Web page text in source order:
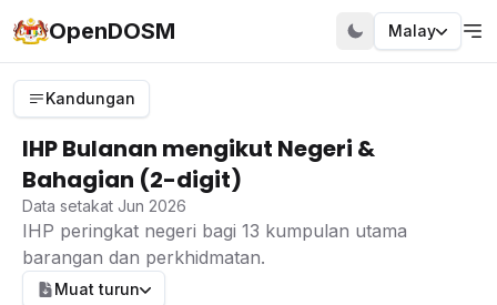
OpenDOSM Malay
Kandungan
IHP Bulanan mengikut Negeri &
Bahagian (2-digit)
Data setakat Jun 2026
IHP peringkat negeri bagi 13 kumpulan utama
barangan dan perkhidmatan.
Muat turun